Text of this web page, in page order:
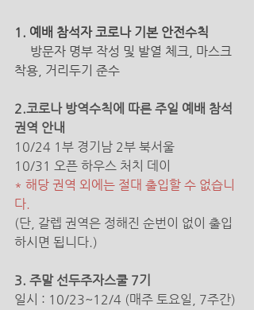
1. 예배 참석자 코로나 기본 안전수칙
방문자 명부 작성 및 발열 체크, 마스크
착용, 거리두기 준수
2.코로나 방역수칙에 따른 주일 예배 참석
권역 안내
10/24 1부 경기남 2부 북서울
10/31 오픈 하우스 처치 데이
* 해당 권역 외에는 절대 출입할 수 없습니
다.
(단, 갈렙 권역은 정해진 순번이 없이 출입
하시면 됩니다.)
3. 주말 선두주자스쿨 7기
일시 : 10/23~12/4 (매주 토요일, 7주간)